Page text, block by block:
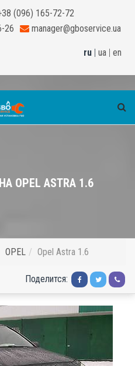
(096) 165-72-72
26 manager@gboservice.ua
ru | ua | en
OPEL ASTRA 1.6
OPEL Opel Astra 1.6
Поделится: